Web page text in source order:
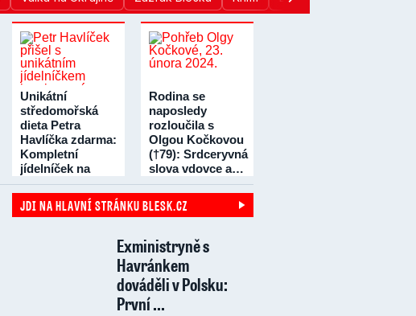
Unikátní
středomořská
dieta Petra
Havlíčka zdarma:
Kompletní
jídelníček na
třicet dní!
Rodina se
naposledy
rozloučila s
Olgou Kočkovou
(†79): Srdceryvná
slova vdovce a…
JDI NA HLAVNÍ STRÁNKU BLESK.CZ
Exministryně s
Havránkem
dováděli v Polsku:
První ...